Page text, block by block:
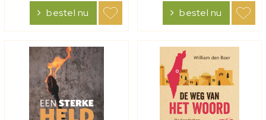
avondmaalszondag.
Daarnaast wordt ingegaan
op de
avondmaalspraktijk...
bestel nu
levensvragen werden ook
al gesteld door de oude
kerkvaders. Augustinus
(354-430)...
bestel nu